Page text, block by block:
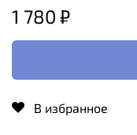
1 780 ₽
В избранное